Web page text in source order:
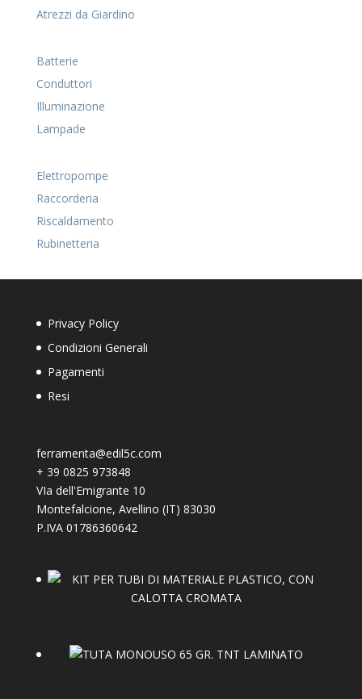
Atrezzi da Giardino
Batterie
Conduttori
Illuminazione
Lampade
Elettropompe
Raccorderia
Riscaldamento
Rubinetteria
Privacy Policy
Condizioni Generali
Pagamenti
Resi
ferramenta@edil5c.com
+ 39 0825 973848
VIa dell'Emigrante 10
Montefalcione, Avellino (IT) 83030
P.IVA 01786360642